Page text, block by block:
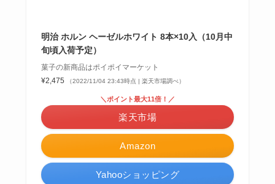
明治 ホルン ヘーゼルホワイト 8本×10入（10月中
旬頃入荷予定）
菓子の新商品はポイポイマーケット
¥2,475
（2022/11/04 23:43時点 | 楽天市場調べ）
Amazon
＼ポイント最大11倍！／
楽天市場
Yahooショッピング